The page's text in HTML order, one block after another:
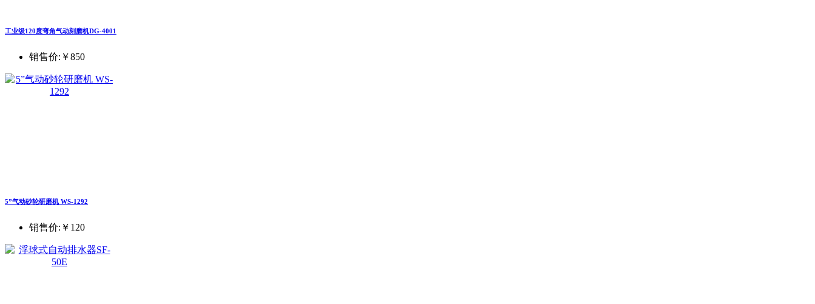
工业级120度弯角气动刻磨机DG-4001
销售价: ￥850
5”气动砂轮研磨机 WS-1292
销售价: ￥120